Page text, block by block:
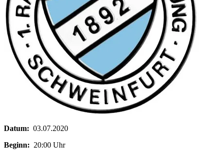
Datum: 03.07.2020
Beginn: 20:00 Uhr